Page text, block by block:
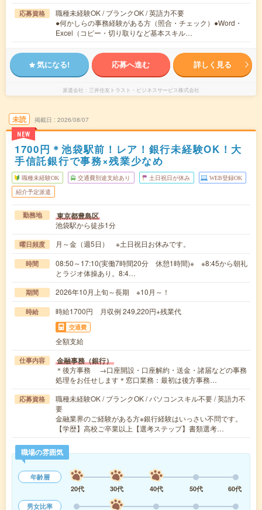
応募資格
職種未経験OK / ブランクOK / 英語力不要
●何かしらの事務経験がある方（照合・チェック）●Word・
Excel（コピー・切り取りなど基本スキル…
気になる! 応募へ進む 詳しく見る
派遣会社 三井住友トラスト・ビジネスサービス株式会社
未読
NEW
掲載日 2026/08/07
1700円＊池袋駅前！レア！銀行未経験OK！大
手信託銀行で事務×残業少なめ
職種未経験OK 交通費別途支給あり 土日祝日が休み WEB登録OK
紹介予定派遣
勤務地 東京都豊島区
池袋駅から徒歩1分
曜日頻度 月～金（週5日） ※土日祝日お休みです。
時間
08:50～17:10(実働7時間20分 休憩1時間)※ ※8:45から朝礼
とラジオ体操あり。8:4…
期間 2026年10月上旬～長期 ※10月～！
時給 時給1700円 月収例 249,220円+残業代
交通費
全額支給
仕事内容 金融事務（銀行）
＊後方事務 →口座開設・口座解約・送金・諸届などの事務
処理をお任せします＊窓口業務：最初は後方事務…
応募資格
職種未経験OK / ブランクOK / パソコンスキル不要 / 英語力不
要
金融業界のご経験がある方※銀行経験はいっさい不問です。
【学歴】高校ご卒業以上【選考ステップ】書類選考…
職場の雰囲気
年齢層
20代
30代 40代 50代
60代
男女比率